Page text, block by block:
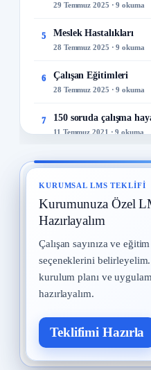
29 Temmuz 2025 · 9 okuma
5 Meslek Hastalıkları
28 Temmuz 2025 · 9 okuma
6 Çalışan Eğitimleri
28 Temmuz 2025 · 9 okuma
7 150 soruda çalışma
11 Temmuz 2021 · 9 okuma
8 İş Güvenliği Tarihi
9 İş Güvenliği Uzmanları
12 Eylül 2025 · 8 okuma
10 Kadın Çalışanların
2 Eylül 2025 · 8 okuma
KURUMSAL LMS TEKLIFI
Kurumunuza Özel
Hazırlayalım
Çalışan sayınıza ve
seçeneklerini
kurulum planı ve
hazırlayalım.
Teklifimi Hazırla